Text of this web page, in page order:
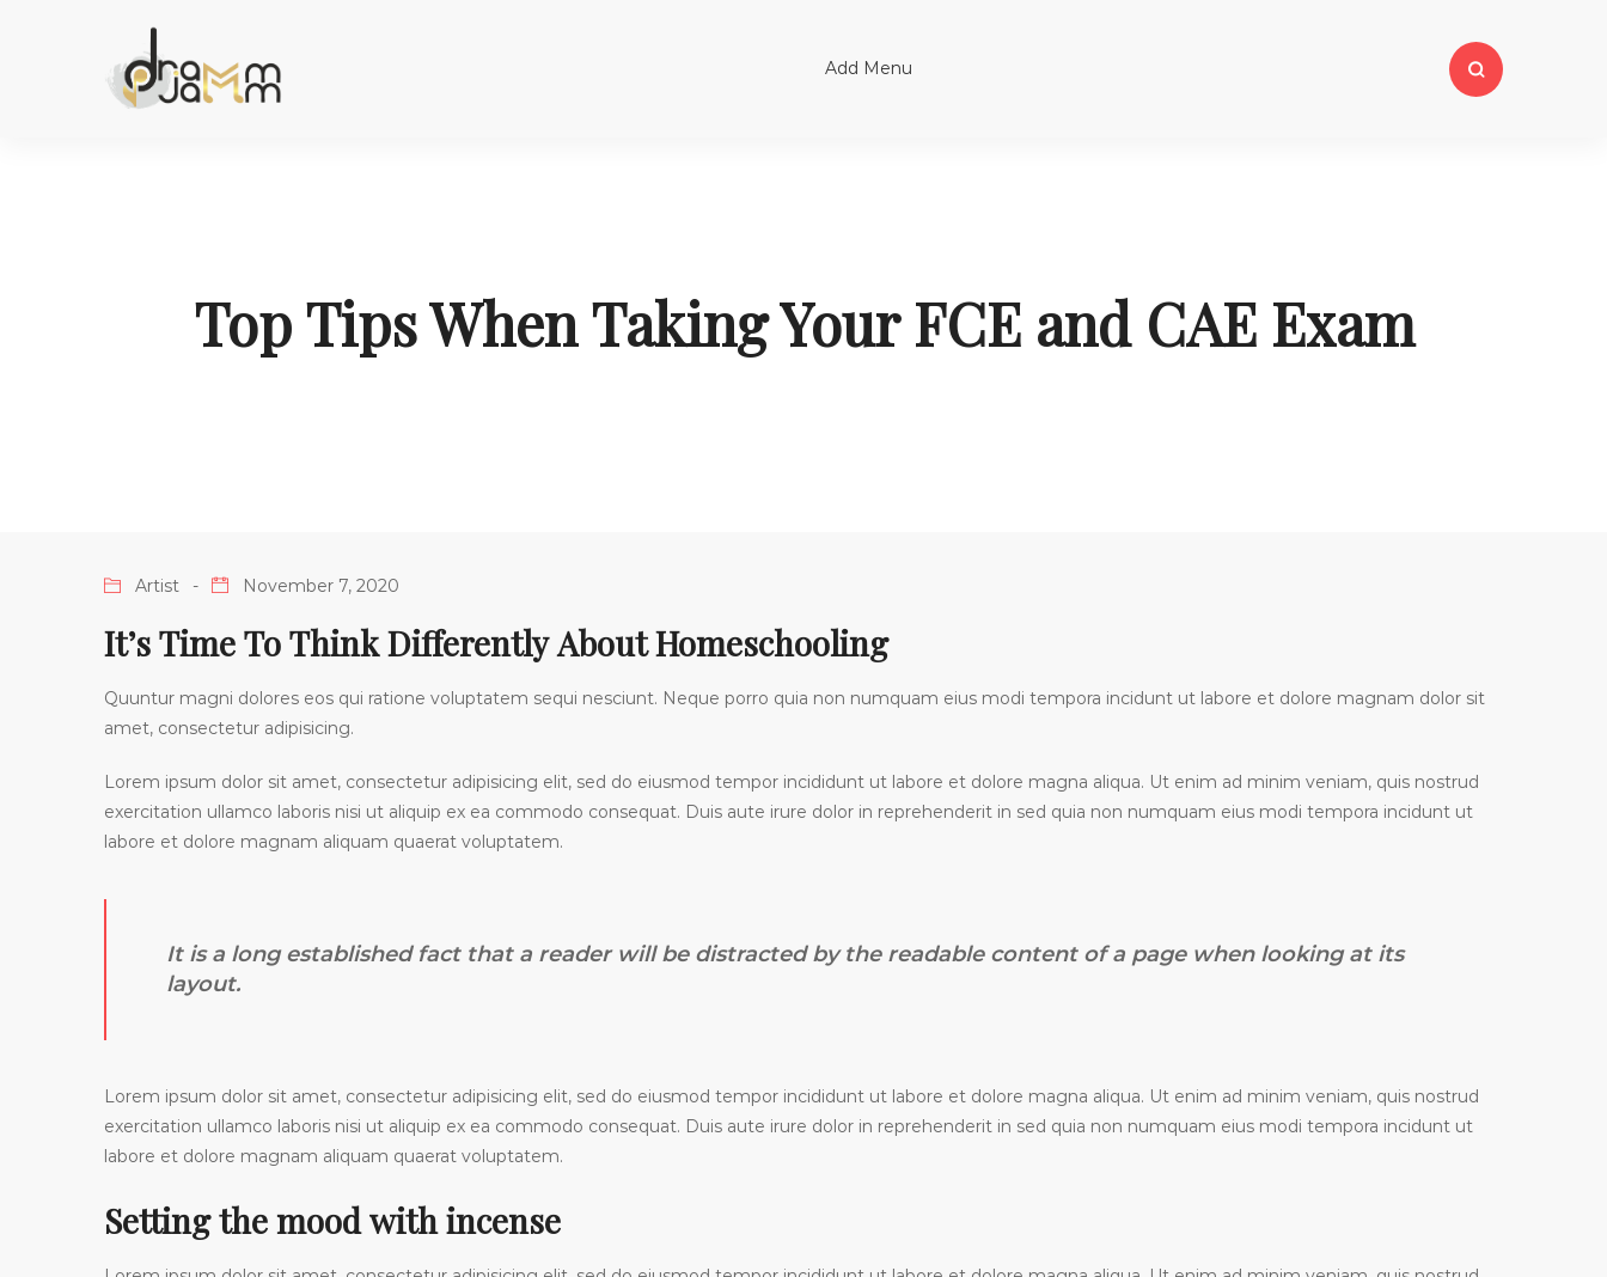
Add Menu
Top Tips When Taking Your FCE and CAE Exam
Artist November 7, 2020
It’s Time To Think Differently About Homeschooling
Quuntur magni dolores eos qui ratione voluptatem sequi nesciunt. Neque porro quia non numquam eius modi tempora incidunt ut labore et dolore magnam dolor sit
amet, consectetur adipisicing.
Lorem ipsum dolor sit amet, consectetur adipisicing elit, sed do eiusmod tempor incididunt ut labore et dolore magna aliqua. Ut enim ad minim veniam, quis nostrud
exercitation ullamco laboris nisi ut aliquip ex ea commodo consequat. Duis aute irure dolor in reprehenderit in sed quia non numquam eius modi tempora incidunt ut
labore et dolore magnam aliquam quaerat voluptatem.
It is a long established fact that a reader will be distracted by the readable content of a page when looking at its
layout.
Lorem ipsum dolor sit amet, consectetur adipisicing elit, sed do eiusmod tempor incididunt ut labore et dolore magna aliqua. Ut enim ad minim veniam, quis nostrud
exercitation ullamco laboris nisi ut aliquip ex ea commodo consequat. Duis aute irure dolor in reprehenderit in sed quia non numquam eius modi tempora incidunt ut
labore et dolore magnam aliquam quaerat voluptatem.
Setting the mood with incense